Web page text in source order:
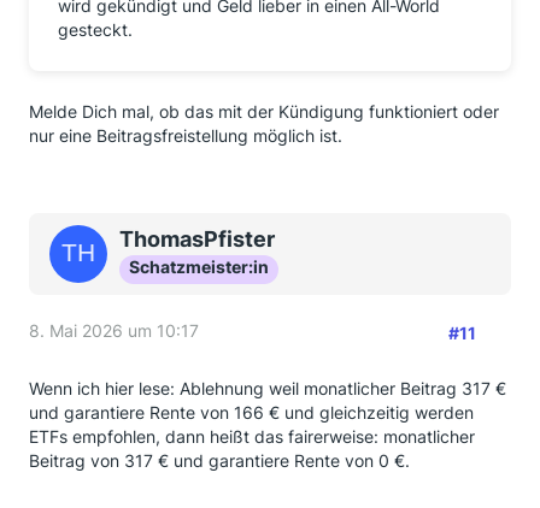
wird gekündigt und Geld lieber in einen All-World
gesteckt.
Melde Dich mal, ob das mit der Kündigung funktioniert oder
nur eine Beitragsfreistellung möglich ist.
ThomasPfister
Schatzmeister:in
8. Mai 2026 um 10:17 #11
Wenn ich hier lese: Ablehnung weil monatlicher Beitrag 317 €
und garantiere Rente von 166 € und gleichzeitig werden
ETFs empfohlen, dann heißt das fairerweise: monatlicher
Beitrag von 317 € und garantiere Rente von 0 €.